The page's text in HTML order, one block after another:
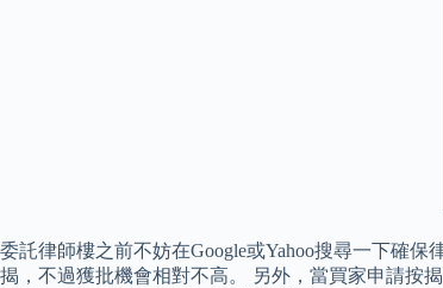
委託律師樓之前不妨在Google或Yahoo搜尋一下確
揭，不過獲批機會相對不高。 另外，當買家申請按